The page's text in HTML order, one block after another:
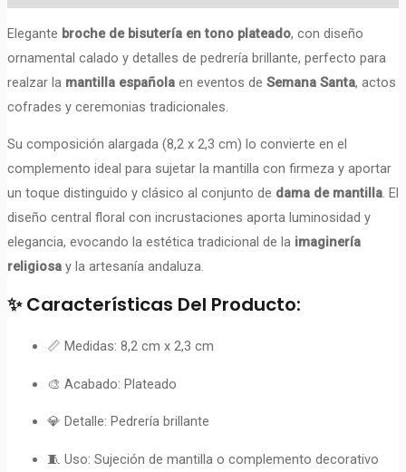
Elegante broche de bisutería en tono plateado, con diseño
ornamental calado y detalles de pedrería brillante, perfecto para
realzar la mantilla españolaen eventos de Semana Santa, actos
cofrades y ceremonias tradicionales.
Su composición alargada (8,2 x 2,3 cm) lo convierte en el
complemento ideal para sujetar la mantilla con firmeza y aportar
un toque distinguido y clásico al conjunto de dama de mantilla. El
diseño central floral con incrustaciones aporta luminosidad y
elegancia, evocando la estética tradicional de la imaginería
religiosay la artesanía andaluza.
✨ Características Del Producto:
📏 Medidas: 8,2 cm x 2,3 cm
🎨 Acabado: Plateado
💎 Detalle: Pedrería brillante
🧵 Uso: Sujeción de mantilla o complemento decorativo